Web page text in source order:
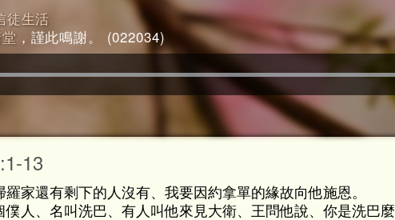
徒生活
，謹此鳴謝。 (022034)
13
羅家還有剩下的人沒有、我要因約拿單的緣故向他施恩。
僕人、名叫洗巴、有人叫他來見大衛、王問他說、你是洗巴麼